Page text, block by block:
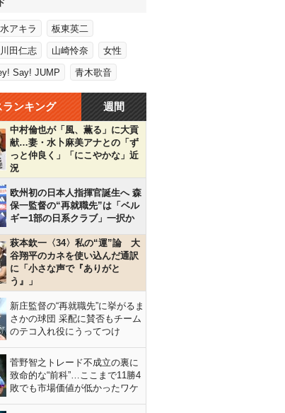
アキラ 板東英二
田仁志 山崎怜奈 女性
Say! JUMP 青木歌音
ランキング 週間
中村倫也が「風、薫る」に大貢
献…妻・水卜麻美アナとの「ず
っと仲良く」「にこやかな」近
況
欧州初の日本人指揮官誕生へ 森
保一監督の“再就職先”は「ベル
ギー1部の日系クラブ」一択か
萩本欽一〈34〉私の“運”論 大
谷翔平のカネを使い込んだ通訳
に「小さな声で『ありがと
う』」
新庄監督の“再就職先”に挙がるま
さかの球団 采配に賛否もチーム
のテコ入れ役にうってつけ
菅野智之トレード不成立の裏に
致命的な“前科”…ここまで11勝4
敗でも市場価値が低かったワケ